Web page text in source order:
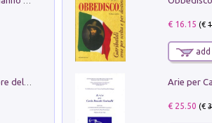
Klose dell'altro mondo. Miro il pescatore del goal
€ 16.15 (€
€ 25.50 (€